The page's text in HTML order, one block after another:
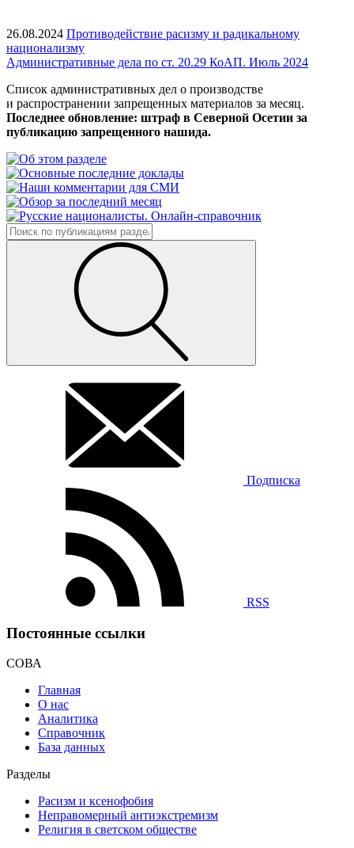
26.08.2024 Противодействие расизму и радикальному
национализму
Административные дела по ст. 20.29 КоАП. Июль 2024
Список административных дел о производстве
и распространении запрещенных материалов за месяц.
Последнее обновление: штраф в Северной Осетии за
публикацию запрещенного нашида.
Подписка
RSS
Постоянные ссылки
СОВА
Главная
О нас
Аналитика
Справочник
База данных
Разделы
Расизм и ксенофобия
Неправомерный антиэкстремизм
Религия в светском обществе